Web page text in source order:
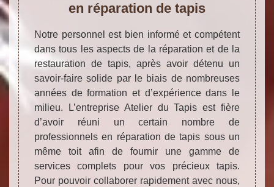
en réparation de tapis
Notre personnel est bien informé et compétent
dans tous les aspects de la réparation et de la
restauration de tapis, après avoir détenu un
savoir-faire solide par le biais de nombreuses
années de formation et d’expérience dans le
milieu. L’entreprise Atelier du Tapis est fière
d’avoir réuni un certain nombre de
professionnels en réparation de tapis sous un
même toit afin de fournir une gamme de
services complets pour vos précieux tapis.
Pour pouvoir collaborer rapidement avec nous,